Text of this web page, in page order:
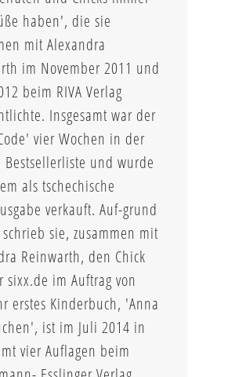
haben', die sie
mit Alexandra
im November 2011 und
beim RIVA Verlag
Insgesamt war der
vier Wochen in der
Bestsellerliste und wurde
als tschechische
verkauft. Auf-grund
sie, zusammen mit
Reinwarth, den Chick
sixx.de im Auftrag von
erstes Kinderbuch, 'Anna
ist im Juli 2014 in
vier Auflagen beim